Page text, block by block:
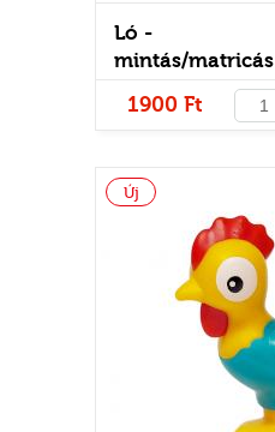
Ló -
mintás/matricás
1900 Ft
Új